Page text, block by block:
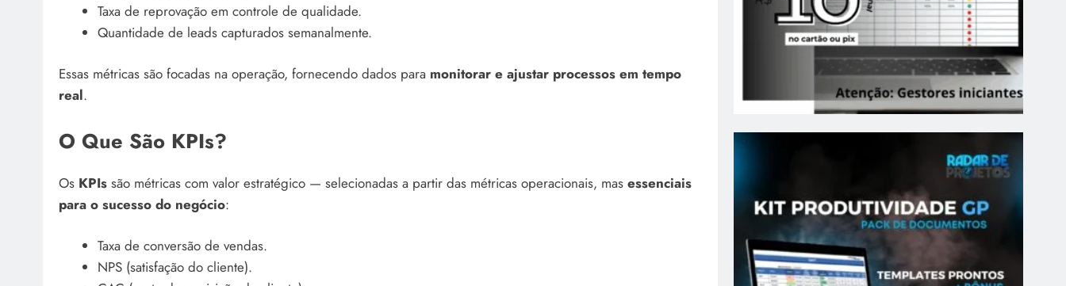
Taxa de reprovação em controle de qualidade.
Quantidade de leads capturados semanalmente.
Essas métricas são focadas na operação, fornecendo dados para monitorar e ajustar processos em tempo
real.
O Que São KPIs?
Os KPIs são métricas com valor estratégico — selecionadas a partir das métricas operacionais, mas essenciais
para o sucesso do negócio:
Taxa de conversão de vendas.
NPS (satisfação do cliente).